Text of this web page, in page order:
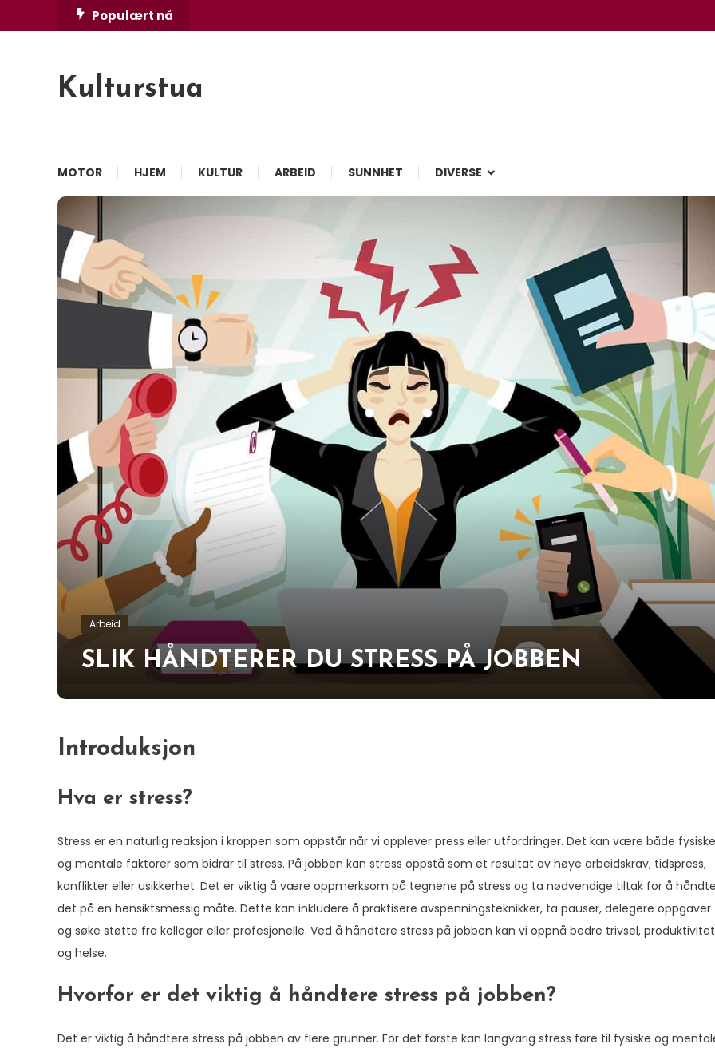
To
Populært nå
Kulturstua
MOTOR HJEM KULTUR ARBEID SUNNHET DIVERSE
Arbeid
SLIK HÅNDTERER DU STRESS PÅ JOBBEN
Introduksjon
Hva er stress?
Stress er en naturlig reaksjon i kroppen som oppstår når vi opplever press eller utfordringer. Det kan være både fysiske
og mentale faktorer som bidrar til stress. På jobben kan stress oppstå som et resultat av høye arbeidskrav, tidspress,
konflikter eller usikkerhet. Det er viktig å være oppmerksom på tegnene på stress og ta nødvendige tiltak for å
det på en hensiktsmessig måte. Dette kan inkludere å praktisere avspenningsteknikker, ta pauser, delegere oppgaver
og søke støtte fra kolleger eller profesjonelle. Ved å håndtere stress på jobben kan vi oppnå bedre trivsel, produktivitet
og helse.
Hvorfor er det viktig å håndtere stress på jobben?
Det er viktig å håndtere stress på jobben av flere grunner. For det første kan langvarig stress føre til fysiske og